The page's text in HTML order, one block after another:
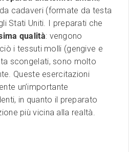
cadaveri (formate da testa
Stati Uniti. I preparati che
qualità: vengono
i tessuti molli (gengive e
scongelati, sono molto
Queste esercitazioni
un’importante
in quanto il preparato
più vicina alla realtà.